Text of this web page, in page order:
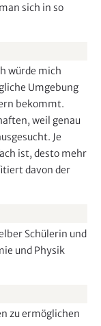
sich in so
würde mich
Umgebung
bekommt.
weil genau
Je
ist, desto mehr
davon der
Schülerin und
und Physik
zu ermöglichen